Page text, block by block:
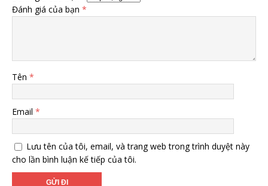
Đánh giá của bạn *
Tên *
Email *
Lưu tên của tôi, email, và trang web trong trình duyệt này
cho lần bình luận kế tiếp của tôi.